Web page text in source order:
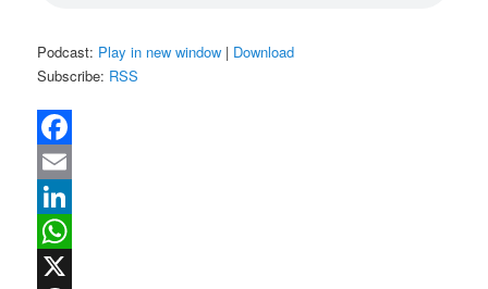
Podcast: Play in new window | Download
Subscribe: RSS
Facebook
Email
LinkedIn
WhatsApp